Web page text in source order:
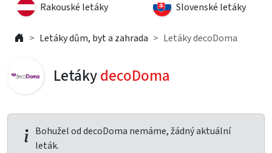
Rakouské letáky Slovenské letáky
Letáky dům, byt a zahrada Letáky decoDoma
LetákydecoDoma
Bohužel od decoDoma nemáme, žádný aktuální
leták.